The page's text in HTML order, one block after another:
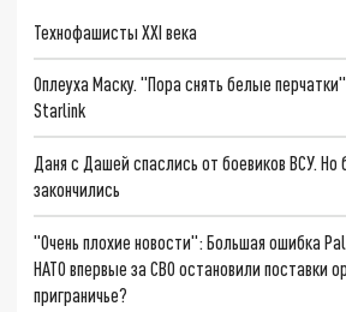
Технофашисты XXI века
Оплеуха Маску. "Пора снять белые
Starlink
Даня с Дашей спаслись от боевиков ВСУ.
закончились
"Очень плохие новости": Большая ошибка
НАТО впервые за СВО остановили поставки
приграничье?